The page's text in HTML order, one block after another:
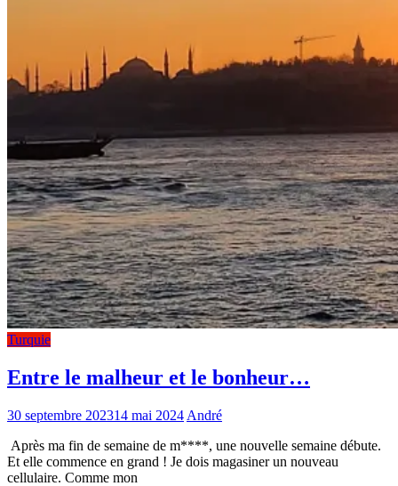
Turquie
Entre le malheur et le bonheur…
30 septembre 202314 mai 2024 André
Après ma fin de semaine de m****, une nouvelle semaine débute.
Et elle commence en grand ! Je dois magasiner un nouveau
cellulaire. Comme mon